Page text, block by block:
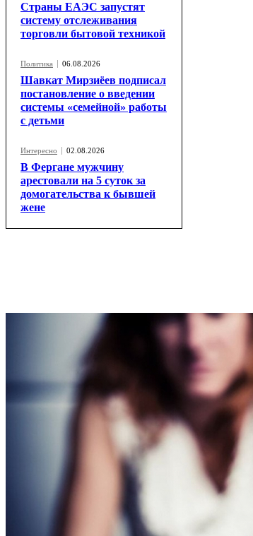
Страны ЕАЭС запустят
систему отслеживания
торговли бытовой техникой
Политика 06.08.2026
Шавкат Мирзиёев подписал
постановление о введении
системы «семейной» работы
с детьми
Интересно 02.08.2026
В Фергане мужчину
арестовали на 5 суток за
домогательства к бывшей
жене